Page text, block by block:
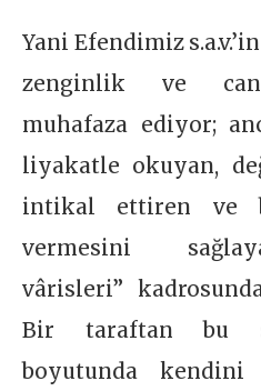
Yani Efendimiz
zenginlik ve
muhafaza ediyor;
liyakatle okuyan,
intikal ettiren ve
vermesini
vârisleri”
Bir taraftan bu
boyutunda kendini